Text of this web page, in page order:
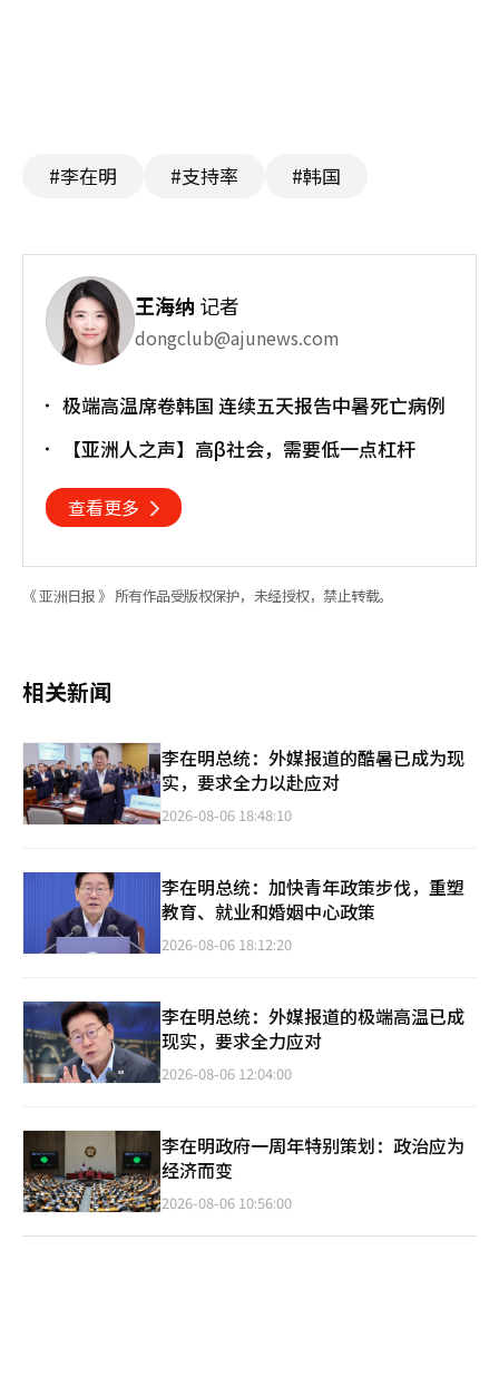
#李在明 #支持率 #韩国
王海纳 记者
dongclub@ajunews.com
极端高温席卷韩国 连续五天报告中暑死亡病例
【亚洲人之声】高β社会，需要低一点杠杆
查看更多
《 亚洲日报 》 所有作品受版权保护，未经授权，禁止转载。
相关新闻
李在明总统：外媒报道的酷暑已成为现
实，要求全力以赴应对
2026-08-06 18:48:10
李在明总统：加快青年政策步伐，重塑
教育、就业和婚姻中心政策
2026-08-06 18:12:20
李在明总统：外媒报道的极端高温已成
现实，要求全力应对
2026-08-06 12:04:00
李在明政府一周年特别策划：政治应为
经济而变
2026-08-06 10:56:00